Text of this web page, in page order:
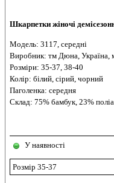
Шкарпетки жіночі
Модель: 3117, середні
Виробник: тм Дюна, Україна,
Розміри: 35-37, 38-40
Колір: білий, сірий, чорний
Паголенка: середня
Склад: 75% бамбук, 23%
У наявності